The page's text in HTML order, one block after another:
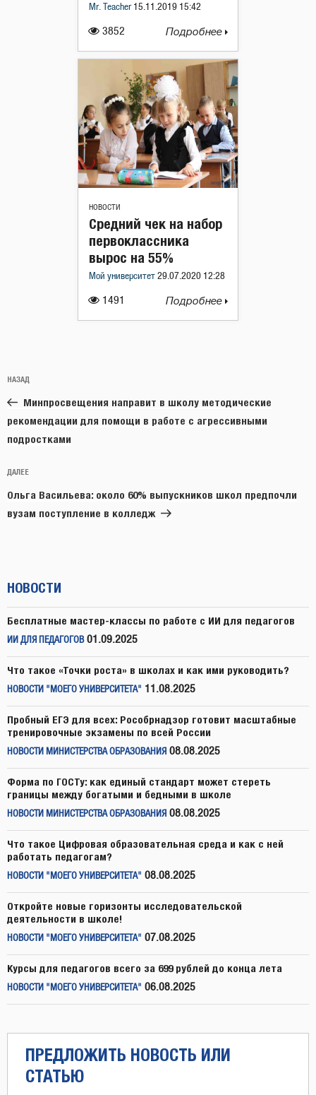
3852
Mr. Teacher 15.11.2019 15:42
Подробнее
НОВОСТИ
1491
Средний чек на набор
первоклассника
вырос на 55%
Мой университет 29.07.2020 12:28
Подробнее
по
записям
Предыдущая
запись:
НАЗАД
Минпросвещения направит в школу методические
рекомендации для помощи в работе с агрессивными
подростками
Следующая
запись
ДАЛЕЕ
Ольга Васильева: около 60% выпускников школ предпочли
вузам поступление в колледж
НОВОСТИ
Бесплатные мастер-классы по работе с ИИ для педагогов
ИИ ДЛЯ ПЕДАГОГОВ 01.09.2025
Что такое «Точки роста» в школах и как ими руководить?
НОВОСТИ "МОЕГО УНИВЕРСИТЕТА" 11.08.2025
Пробный ЕГЭ для всех: Рособрнадзор готовит масштабные
тренировочные экзамены по всей России
НОВОСТИ МИНИСТЕРСТВА ОБРАЗОВАНИЯ 08.08.2025
Форма по ГОСТу: как единый стандарт может стереть
границы между богатыми и бедными в школе
НОВОСТИ МИНИСТЕРСТВА ОБРАЗОВАНИЯ 08.08.2025
Что такое Цифровая образовательная среда и как с ней
работать педагогам?
НОВОСТИ "МОЕГО УНИВЕРСИТЕТА" 08.08.2025
Откройте новые горизонты исследовательской
деятельности в школе!
НОВОСТИ "МОЕГО УНИВЕРСИТЕТА" 07.08.2025
Курсы для педагогов всего за 699 рублей до конца лета
НОВОСТИ "МОЕГО УНИВЕРСИТЕТА" 06.08.2025
ПРЕДЛОЖИТЬ НОВОСТЬ ИЛИ
СТАТЬЮ